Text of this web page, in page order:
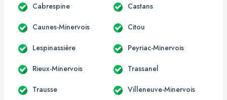
Cabrespine Castans
Caunes-Minervois Citou
Lespinassière Peyriac-Minervois
Rieux-Minervois Trassanel
Trausse Villeneuve-Minervois